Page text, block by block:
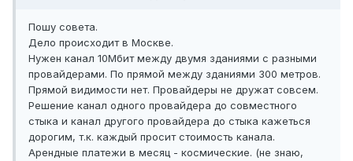
Пошу совета.
Дело происходит в Москве.
Нужен канал 10Мбит между двумя зданиями с разными
провайдерами. По прямой между зданиями 300 метров.
Прямой видимости нет. Провайдеры не дружат совсем.
Решение канал одного провайдера до совместного
стыка и канал другого провайдера до стыка кажеться
дорогим, т.к. каждый просит стоимость канала.
Арендные платежи в месяц - космические. (не знаю,